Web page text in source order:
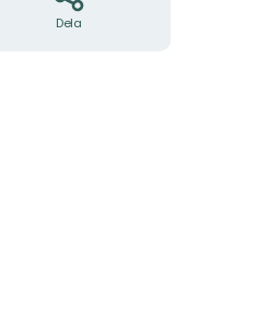
Dela